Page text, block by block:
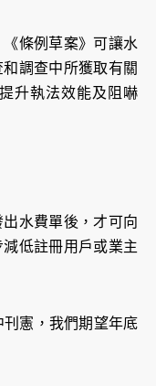
條例草案》可讓水
調查中所獲取有關
升執法效能及阻嚇
水費單後，才可向
低註冊用戶或業主
憲，我們期望年底